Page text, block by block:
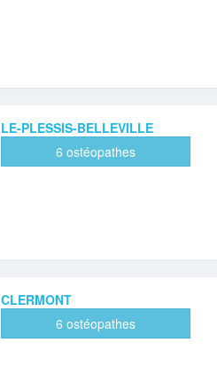
LE-PLESSIS-BELLEVILLE
6 ostéopathes
CLERMONT
6 ostéopathes